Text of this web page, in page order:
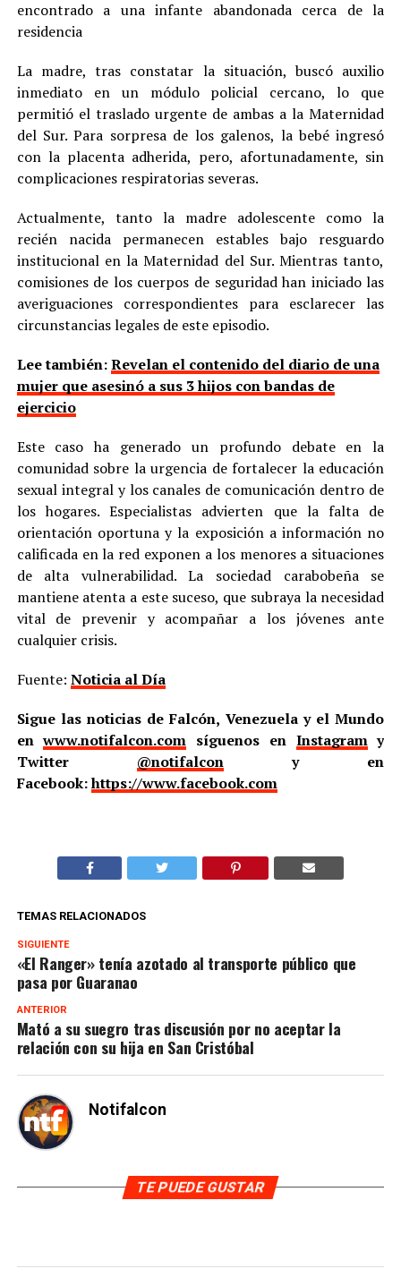
encontrado a una infante abandonada cerca de la
residencia
La madre, tras constatar la situación, buscó auxilio
inmediato en un módulo policial cercano, lo que
permitió el traslado urgente de ambas a la Maternidad
del Sur. Para sorpresa de los galenos, la bebé ingresó
con la placenta adherida, pero, afortunadamente, sin
complicaciones respiratorias severas.
Actualmente, tanto la madre adolescente como la
recién nacida permanecen estables bajo resguardo
institucional en la Maternidad del Sur. Mientras tanto,
comisiones de los cuerpos de seguridad han iniciado las
averiguaciones correspondientes para esclarecer las
circunstancias legales de este episodio.
Lee también:Revelan el contenido del diario de una
mujer que asesinó a sus 3 hijos con bandas de
ejercicio
Este caso ha generado un profundo debate en la
comunidad sobre la urgencia de fortalecer la educación
sexual integral y los canales de comunicación dentro de
los hogares. Especialistas advierten que la falta de
orientación oportuna y la exposición a información no
calificada en la red exponen a los menores a situaciones
de alta vulnerabilidad. La sociedad carabobeña se
mantiene atenta a este suceso, que subraya la necesidad
vital de prevenir y acompañar a los jóvenes ante
cualquier crisis.
Fuente: Noticia al Día
Sigue las noticias de Falcón, Venezuela y el Mundo
enwww.notifalcon.com síguenos en Instagramy
Twitter @notifalcony en
Facebook:https://www.facebook.com
TEMAS RELACIONADOS
SIGUIENTE
«El Ranger» tenía azotado al transporte público que
pasa por Guaranao
ANTERIOR
Mató a su suegro tras discusión por no aceptar la
relación con su hija en San Cristóbal
Notifalcon
TE PUEDE GUSTAR